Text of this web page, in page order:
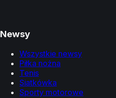
Newsy
Wszystkie newsy
Piłka nożna
Tenis
Siatkówka
Sporty motorowe